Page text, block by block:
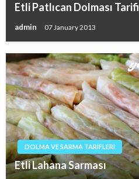
Etli Patlıcan Dolması Tarifi
admin 07 January 2013
DOLMA VE SARMA TARIFLERI
Etli Lahana Sarması